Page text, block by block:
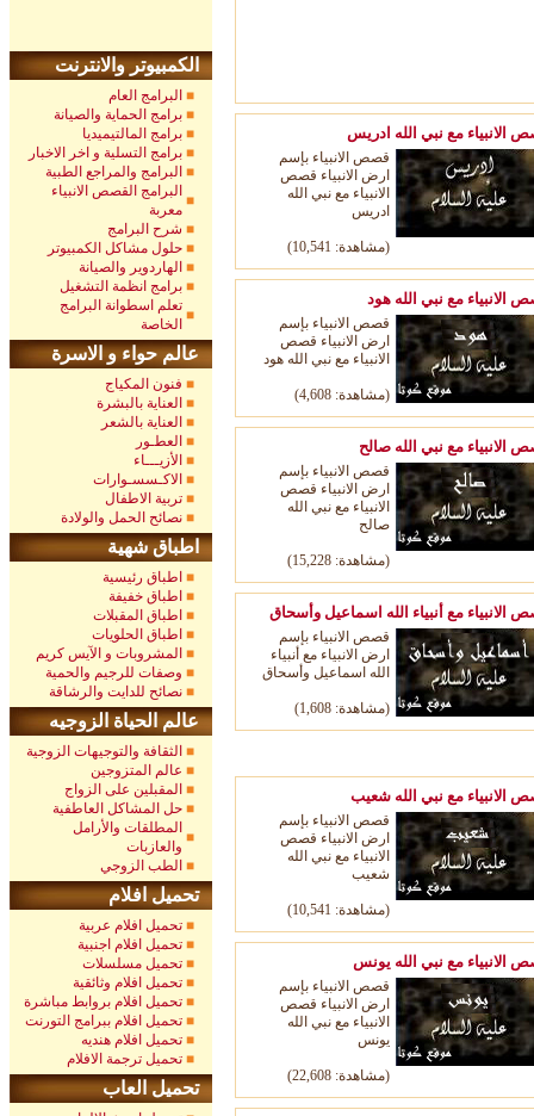
الانبياء مع نبي الله ادريس
قصص الانبياء بإسم
ارض الانبياء قصص
الانبياء مع نبي الله
ادريس
(مشاهدة: 10,541)
الانبياء مع نبي الله هود
قصص الانبياء بإسم
ارض الانبياء قصص
الانبياء مع نبي الله هود
(مشاهدة: 4,608)
الانبياء مع نبي الله صالح
قصص الانبياء بإسم
ارض الانبياء قصص
الانبياء مع نبي الله
صالح
(مشاهدة: 15, 22 8)
الانبياء مع أنبياء الله اسماعيل وأسحاق
قصص الانبياء بإسم
ارض الانبياء مع أنبياء
الله اسماعيل وأسحاق
(مشاهدة: 1,608)
الانبياء مع نبي الله شعيب
قصص الانبياء بإسم
ارض الانبياء قصص
الانبياء مع نبي الله
شعيب
(مشاهدة: 10,541)
الانبياء مع نبي الله يونس
قصص الانبياء بإسم
ارض الانبياء قصص
الانبياء مع نبي الله
يونس
(مشاهدة: 22 ,608)
الكمبيوتر والانترنت
البرامج العام
برامج الحماية والصيانة
برامج المالتيميديا
برامج التسلية و اخر الاخبار
البرامج والمراجع الطبية
البرامج القصص الانبياء
معربة
شرح البرامج
حلول مشاكل الكمبيوتر
الهاردوير والصيانة
برامج انظمة التشغيل
تعلم اسطوانة البرامج
الخاصة
عالم حواء و الاسرة
فنون المكياج
العناية بالبشرة
العناية بالشعر
العطـور
الأزيـــاء
الاكـسسـوارات
تربية الاطفال
نصائح الحمل والولادة
اطباق شهية
اطباق رئيسية
اطباق خفيفة
اطباق المقبلات
اطباق الحلويات
المشروبات و الآيس كريم
وصفات للرجيم والحمية
نصائح للدايت والرشاقة
عالم الحياة الزوجيه
الثقافة والتوجيهات الزوجية
عالم المتزوجين
المقبلين على الزواج
حل المشاكل العاطفية
المطلقات والأرامل
والعازبات
الطب الزوجي
تحميل افلام
تحميل افلام عربية
تحميل افلام اجنبية
تحميل مسلسلات
تحميل افلام وثائقية
تحميل افلام بروابط مباشرة
تحميل افلام ببرامج التورنت
تحميل افلام هنديه
تحميل ترجمة الافلام
تحميل العاب